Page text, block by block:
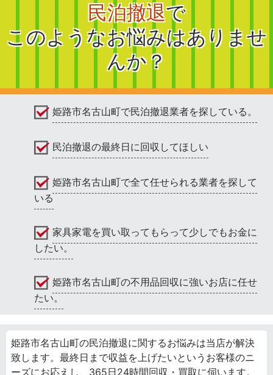
民泊撤退で
このようなお悩みはありませ
んか？
姫路市名古山町で民泊撤退業者を探している。
民泊撤退の最終日に回収してほしい
姫路市名古山町で全て任せられる業者を探して
いる
家具家電を買い取ってもらって少しでもお金に
したい。
姫路市名古山町の不用品回収に強いお店に任せ
たい。
姫路市名古山町の民泊撤退に関するお悩みは当店が解決
致します。最終日まで収益を上げたいというお客様のニ
ーズにお応えし、365日24時間回収・買取に伺います。